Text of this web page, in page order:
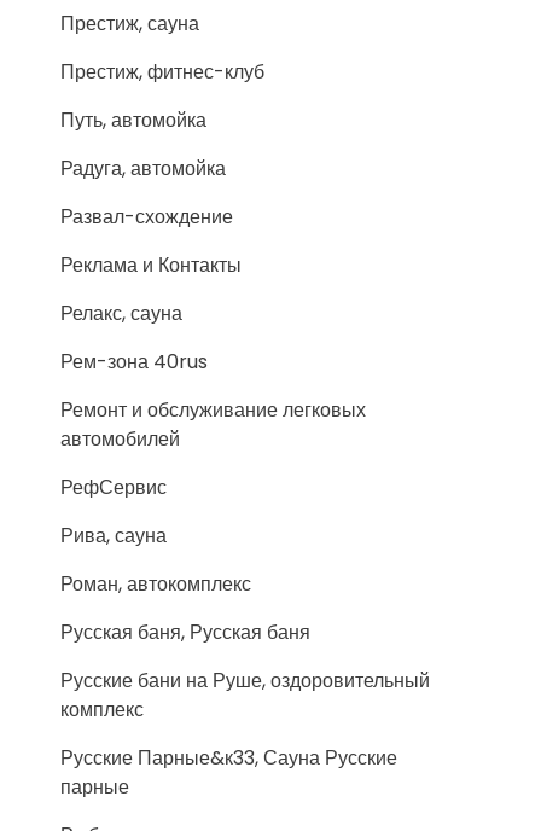
Престиж, сауна
Престиж, фитнес-клуб
Путь, автомойка
Радуга, автомойка
Развал-схождение
Реклама и Контакты
Релакс, сауна
Рем-зона 40rus
Ремонт и обслуживание легковых
автомобилей
РефСервис
Рива, сауна
Роман, автокомплекс
Русская баня, Русская баня
Русские бани на Руше, оздоровительный
комплекс
Русские Парные&к33, Сауна Русские
парные